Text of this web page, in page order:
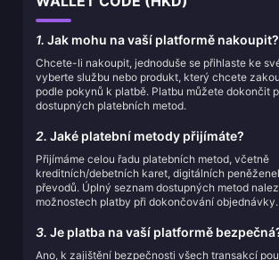
1. Jak mohu na vaší platformě nakoupit?
Chcete-li nakoupit, jednoduše se přihlaste ke
vyberte službu nebo produkt, který chcete
podle pokynů k platbě. Platbu můžete dokončit
dostupných platebních metod.
2. Jaké platební metody přijímáte?
Přijímáme celou řadu platebních metod, včetně
kreditních/debetních karet, digitálních
převodů. Úplný seznam dostupných metod
možnostech platby při dokončování objednávky.
3. Je platba na vaší platformě
Ano, k zajištění bezpečnosti všech transakcí